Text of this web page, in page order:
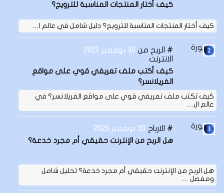
كيف أختار المنتجات المناسبة للترويج؟
كيف أختار المنتجات المناسبة للترويج؟ دليل شامل في عالم ا…
الربح من
الانترنت
30 نوفمبر 2025
كيف أكتب ملف تعريفي قوي على مواقع
الفريلانسر؟
كيف تكتب ملف تعريفي قوي على مواقع الفريلانسر؟ في
عالم ال…
الارباح 30 نوفمبر 2025
هل الربح من الإنترنت حقيقي أم مجرد خدعة؟
هل الربح من الإنترنت حقيقي أم مجرد خدعة؟ تحليل شامل
ومفصل …